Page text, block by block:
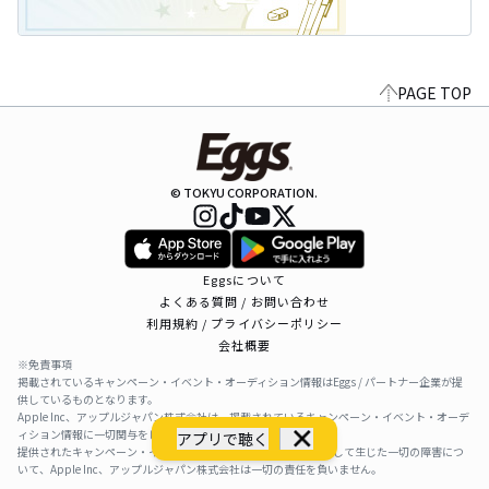
アプリで聴く
PAGE TOP
© TOKYU CORPORATION.
Eggsについて
よくある質問 / お問い合わせ
利用規約 / プライバシーポリシー
会社概要
※免責事項
掲載されているキャンペーン・イベント・オーディション情報はEggs / パートナー企業が提
供しているものとなります。
Apple Inc、アップルジャパン株式会社は、掲載されているキャンペーン・イベント・オーデ
ィション情報に一切関与をしておりません。
提供されたキャンペーン・イベント・オーディション情報を利用して生じた一切の障害につ
いて、Apple Inc、アップルジャパン株式会社は一切の責任を負いません。